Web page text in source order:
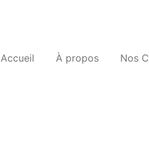
Accueil À propos Nos